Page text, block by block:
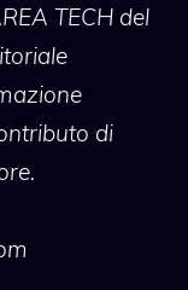
TECH del
di